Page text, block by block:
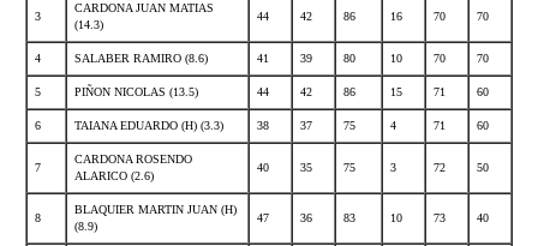
3
CARDONA JUAN MATIAS
(14.3)
44 42 86 16 70 70
4 SALABER RAMIRO (8.6) 41 39 80 10 70 70
5 PIÑON NICOLAS (13.5) 44 42 86 15 71 60
6 TAIANA EDUARDO (H) (3.3) 38 37 75 4 71 60
7
CARDONA ROSENDO
ALARICO (2.6)
40 35 75 3 72 50
8
BLAQUIER MARTIN JUAN (H)
(8.9)
47 36 83 10 73 40